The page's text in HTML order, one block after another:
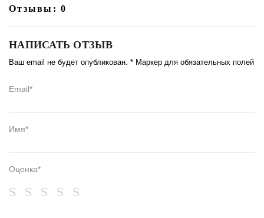
Отзывы: 0
НАПИСАТЬ ОТЗЫВ
Ваш email не будет опубликован. * Маркер для обязательных полей
Email*
Имя*
Оценка*